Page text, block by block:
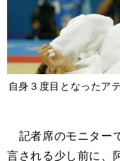
自身３度目となったア
記者席のモニター
言される少し前に、